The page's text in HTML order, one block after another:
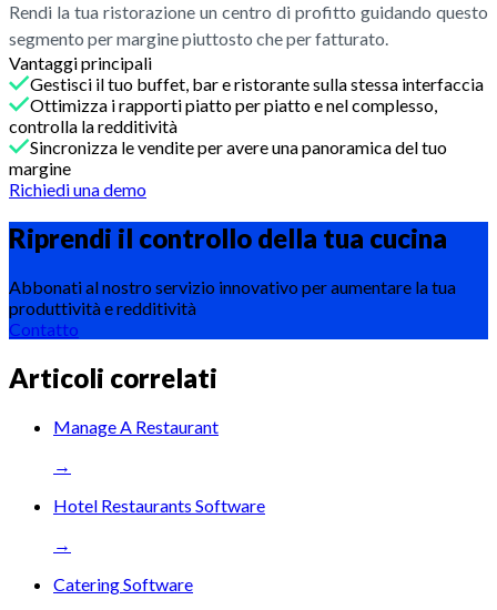
Rendi la tua ristorazione un centro di profitto guidando questo
segmento per margine piuttosto che per fatturato.
Vantaggi principali
Gestisci il tuo buffet, bar e ristorante sulla stessa interfaccia
Ottimizza i rapporti piatto per piatto e nel complesso,
controlla la redditività
Sincronizza le vendite per avere una panoramica del tuo
margine
Richiedi una demo
Riprendi il controllo della tua cucina
Abbonati al nostro servizio innovativo per aumentare la tua
produttività e redditività
Contatto
Articoli correlati
Manage A Restaurant
→
Hotel Restaurants Software
→
Catering Software